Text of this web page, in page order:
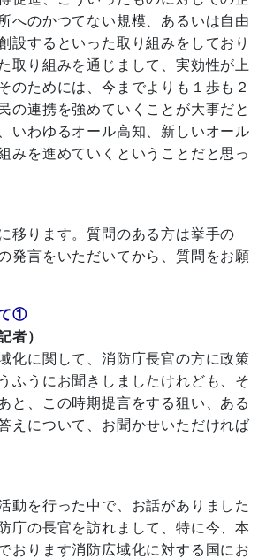
へのかつてない規模、あるいは自由
設するといった取り組みをしており
取り組みを通じまして、実効性が上
のためには、今までよりも１歩も２
の連携を強めていくことが大事だと
いわゆるオール高知、新しいオール
みを進めていくということだと思っ
移ります。質問のある方は挙手の
発言をいただいてから、質問をお願
て①
者）
化に関して、消防庁長官の方に政策
ふうにお聞きしましたけれども、そ
と、この時期提言をする狙い、ある
えについて、お聞かせいただければ
動を行った中で、お話がありました
庁の長官を訪れまして、特に今、本
おります消防広域化に対する国にお